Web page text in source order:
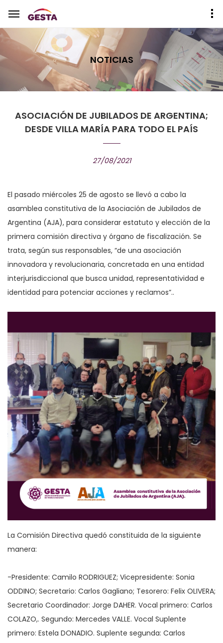
NOTICIAS
ASOCIACIÓN DE JUBILADOS DE ARGENTINA;
DESDE VILLA MARÍA PARA TODO EL PAÍS
27/08/2021
El pasado miércoles 25 de agosto se llevó a cabo la
asamblea constitutiva de la Asociación de Jubilados de
Argentina (AJA), para considerar estatuto y elección de la
primera comisión directiva y órgano de fiscalización. Se
trata, según sus responsables, “de una asociación
innovadora y revolucionaria, concretada en una entidad
interjurisdiccional que busca unidad, representatividad e
identidad para potenciar acciones y reclamos”..
La Comisión Directiva quedó constituida de la siguiente
manera:
-Presidente: Camilo RODRIGUEZ; Vicepresidente: Sonia
ODDINO; Secretario: Carlos Gagliano; Tesorero: Felix OLIVERA;
Secretario Coordinador: Jorge DAHER. Vocal primero: Carlos
COLAZO,. Segundo: Mercedes VALLE. Vocal Suplente
primero: Estela DONADIO. Suplente segunda: Carlos